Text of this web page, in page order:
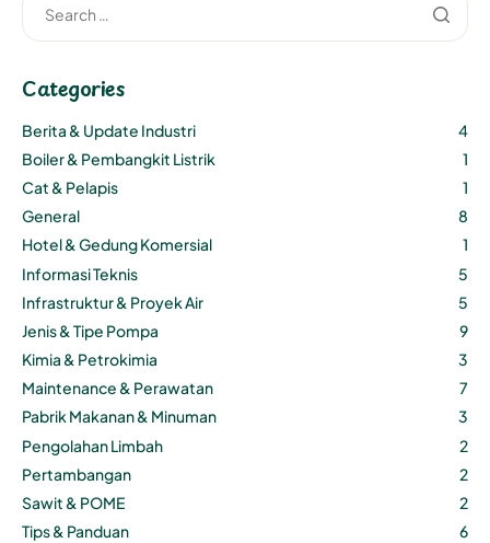
Categories
Berita & Update Industri
4
Boiler & Pembangkit Listrik
1
Cat & Pelapis
1
General
8
Hotel & Gedung Komersial
1
Informasi Teknis
5
Infrastruktur & Proyek Air
5
Jenis & Tipe Pompa
9
Kimia & Petrokimia
3
Maintenance & Perawatan
7
Pabrik Makanan & Minuman
3
Pengolahan Limbah
2
Pertambangan
2
Sawit & POME
2
Tips & Panduan
6